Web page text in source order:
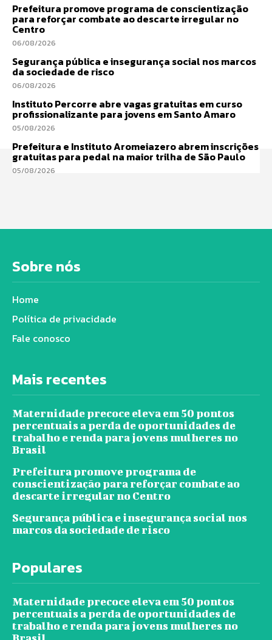
Prefeitura promove programa de conscientização
para reforçar combate ao descarte irregular no
Centro
06/08/2026
Segurança pública e insegurança social nos marcos
da sociedade de risco
06/08/2026
Instituto Percorre abre vagas gratuitas em curso
profissionalizante para jovens em Santo Amaro
05/08/2026
Prefeitura e Instituto Aromeiazero abrem inscrições
gratuitas para pedal na maior trilha de São Paulo
05/08/2026
Sobre nós
Home
Política de privacidade
Fale conosco
Mais recentes
Maternidade precoce eleva em 50 pontos
percentuais a perda de oportunidades de
trabalho e renda para jovens mulheres no
Brasil
Prefeitura promove programa de
conscientização para reforçar combate ao
descarte irregular no Centro
Segurança pública e insegurança social nos
marcos da sociedade de risco
Populares
Maternidade precoce eleva em 50 pontos
percentuais a perda de oportunidades de
trabalho e renda para jovens mulheres no